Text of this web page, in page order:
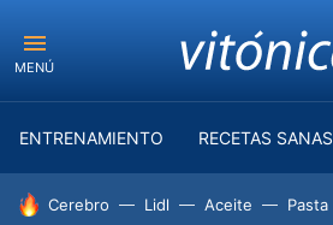
MENÚ
ENTRENAMIENTO RECETAS SANAS
HOY SE HABLA DE
Cerebro Lidl Aceite Pasta